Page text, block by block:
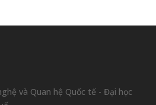
và Quan hệ Quốc tế - Đại học